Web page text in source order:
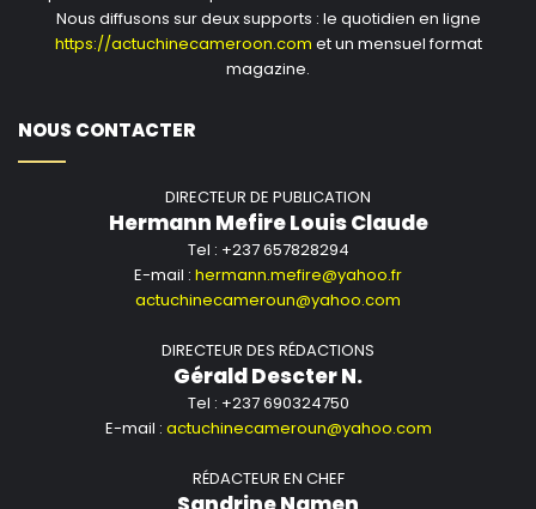
Nous diffusons sur deux supports : le quotidien en ligne
https://actuchinecameroon.com et un mensuel format
magazine.
NOUS CONTACTER
DIRECTEUR DE PUBLICATION
Hermann Mefire Louis Claude
Tel : +237 657828294
E-mail : hermann.mefire@yahoo.fr
actuchinecameroun@yahoo.com
DIRECTEUR DES RÉDACTIONS
Gérald Descter N.
Tel : +237 690324750
E-mail : actuchinecameroun@yahoo.com
RÉDACTEUR EN CHEF